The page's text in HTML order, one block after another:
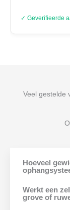
✓ Geverifieerde
Veel gestelde
Hoeveel
Werkt een
grove of